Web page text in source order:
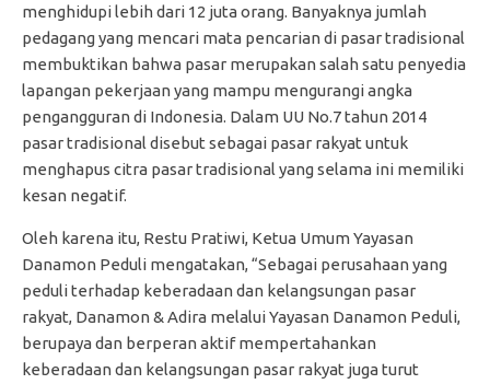
menghidupi lebih dari 12 juta orang. Banyaknya jumlah
pedagang yang mencari mata pencarian di pasar tradisional
membuktikan bahwa pasar merupakan salah satu penyedia
lapangan pekerjaan yang mampu mengurangi angka
pengangguran di Indonesia. Dalam UU No.7 tahun 2014
pasar tradisional disebut sebagai pasar rakyat untuk
menghapus citra pasar tradisional yang selama ini memiliki
kesan negatif.
Oleh karena itu, Restu Pratiwi, Ketua Umum Yayasan
Danamon Peduli mengatakan, “Sebagai perusahaan yang
peduli terhadap keberadaan dan kelangsungan pasar
rakyat, Danamon & Adira melalui Yayasan Danamon Peduli,
berupaya dan berperan aktif mempertahankan
keberadaan dan kelangsungan pasar rakyat juga turut